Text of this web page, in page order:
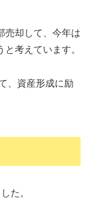
売却して、今年は
考えています。
、資産形成に励
た。